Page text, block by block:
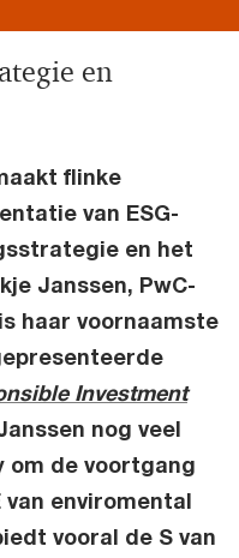
en
flinke
van ESG-
en het
Janssen, PwC-
haar voornaamste
Investment
nog veel
om de voortgang
van enviromental
vooral de S van